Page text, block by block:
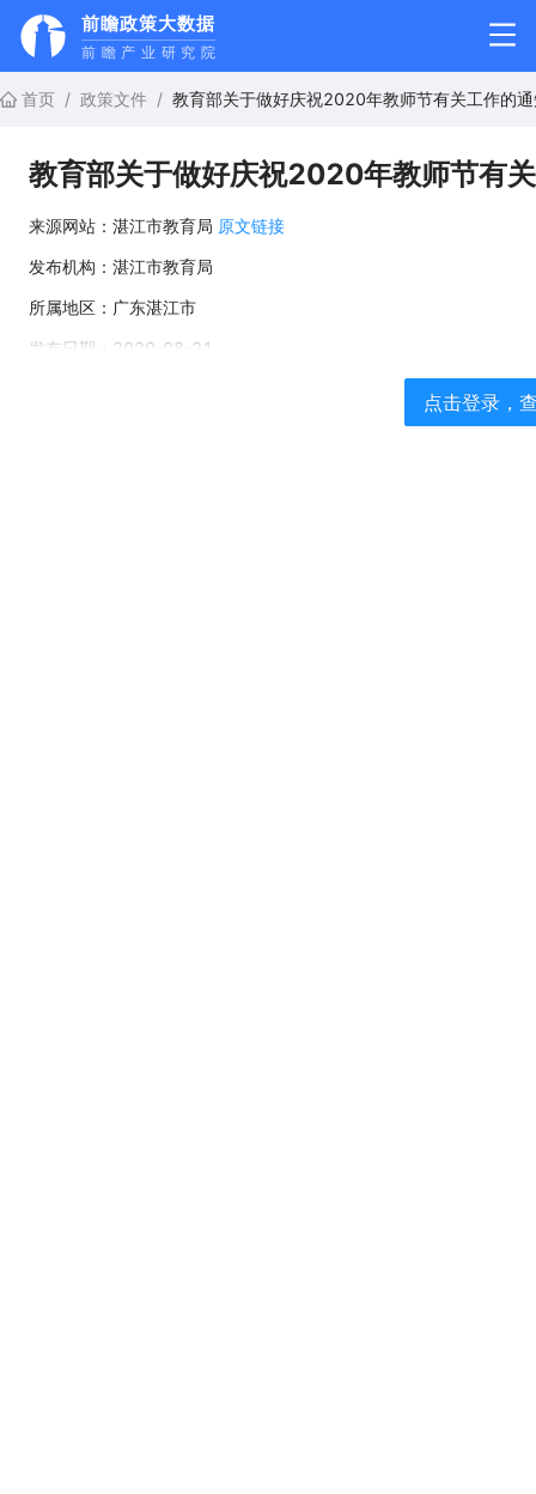
前瞻政策大数据
前瞻产业研究院
首页 / 政策文件 / 教育部关于做好庆祝2020年教师节有关工作的
教育部关于做好庆祝2020年教师节有
来源网站： 湛江市教育局 原文链接
发布机构： 湛江市教育局
所属地区： 广东湛江市
发布日期：
2020-08-21
点击登录，